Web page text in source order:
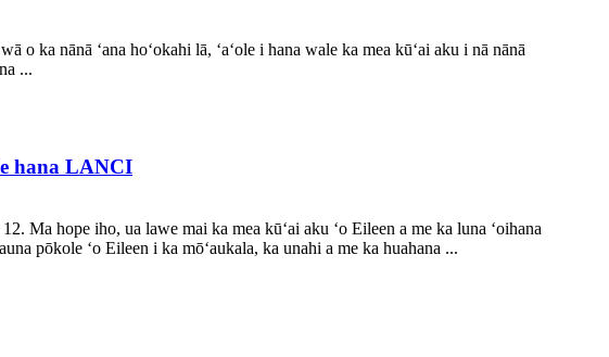
ka nānā ʻana hoʻokahi lā, ʻaʻole i hana wale ka mea kūʻai aku i nā nānā
...
hana LANCI
Ma hope iho, ua lawe mai ka mea kūʻai aku ʻo Eileen a me ka luna ʻoihana
pōkole ʻo Eileen i ka mōʻaukala, ka unahi a me ka huahana ...